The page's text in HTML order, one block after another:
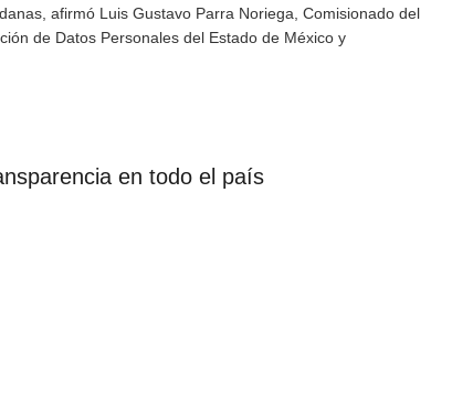
afirmó Luis Gustavo Parra Noriega, Comisionado del
de Datos Personales del Estado de México y
en todo el país